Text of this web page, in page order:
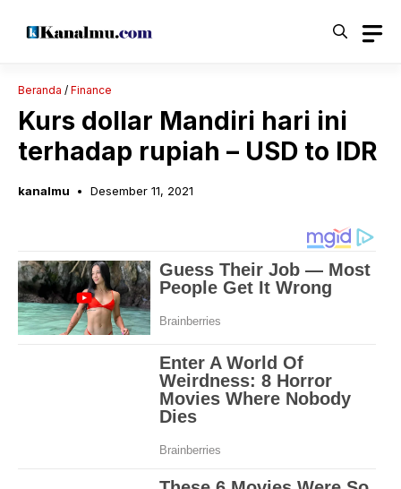
Beranda / Finance
Kurs dollar Mandiri hari ini
terhadap rupiah – USD to IDR
kanalmu Desember 11, 2021